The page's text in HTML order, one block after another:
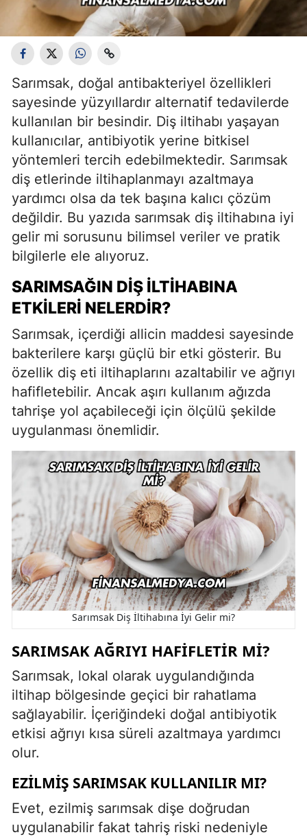
Sarımsak, doğal antibakteriyel özellikleri
sayesinde yüzyıllardır alternatif tedavilerde
kullanılan bir besindir. Diş iltihabı yaşayan
kullanıcılar, antibiyotik yerine bitkisel
yöntemleri tercih edebilmektedir. Sarımsak
diş etlerinde iltihaplanmayı azaltmaya
yardımcı olsa da tek başına kalıcı çözüm
değildir. Bu yazıda sarımsak diş iltihabına iyi
gelir mi sorusunu bilimsel veriler ve pratik
bilgilerle ele alıyoruz.
SARIMSAĞIN DIŞ İLTIHABINA
ETKILERI NELERDIR?
Sarımsak, içerdiği allicin maddesi sayesinde
bakterilere karşı güçlü bir etki gösterir. Bu
özellik diş eti iltihaplarını azaltabilir ve ağrıyı
hafifletebilir. Ancak aşırı kullanım ağızda
tahrişe yol açabileceği için ölçülü şekilde
uygulanması önemlidir.
Sarımsak Diş İltihabına İyi Gelir mi?
SARIMSAK AĞRIYI HAFIFLETIR MI?
Sarımsak, lokal olarak uygulandığında
iltihap bölgesinde geçici bir rahatlama
sağlayabilir. İçeriğindeki doğal antibiyotik
etkisi ağrıyı kısa süreli azaltmaya yardımcı
olur.
EZILMIŞ SARIMSAK KULLANILIR MI?
Evet, ezilmiş sarımsak dişe doğrudan
uygulanabilir fakat tahriş riski nedeniyle